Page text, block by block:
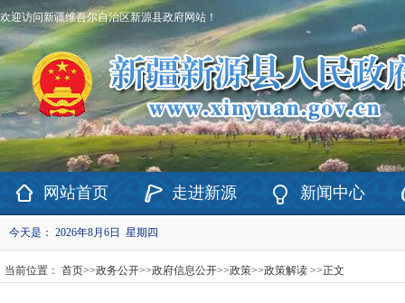
欢迎访问新疆维吾尔自治区新源县政府网站！
网站首页 走进新源 新闻中心
今天是： 2026年8月6日 星期四
当前位置： 首页>>政务公开>>政府信息公开>>政策>>政策解读 >>正文